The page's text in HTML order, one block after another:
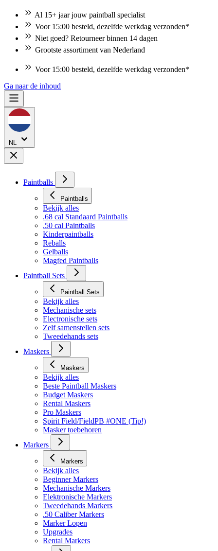
Al 15+ jaar jouw paintball specialist
Voor 15:00 besteld, dezelfde werkdag verzonden*
Niet goed? Retourneer binnen 14 dagen
Grootste assortiment van Nederland
Niet goed? Retourneer binnen 14 dagen
Ga naar de inhoud
NL
Paintballs
Paintballs
Bekijk alles
.68 cal Standaard Paintballs
.50 cal Paintballs
Kinderpaintballs
Reballs
Gelballs
Magfed Paintballs
Paintball Sets
Paintball Sets
Bekijk alles
Mechanische sets
Electronische sets
Zelf samenstellen sets
Tweedehands sets
Maskers
Maskers
Bekijk alles
Beste Paintball Maskers
Budget Maskers
Rental Maskers
Pro Maskers
Spirit Field/FieldPB #ONE (Tip!)
Masker toebehoren
Markers
Markers
Bekijk alles
Beginner Markers
Mechanische Markers
Elektronische Markers
Tweedehands Markers
.50 Caliber Markers
Marker Lopen
Upgrades
Rental Markers